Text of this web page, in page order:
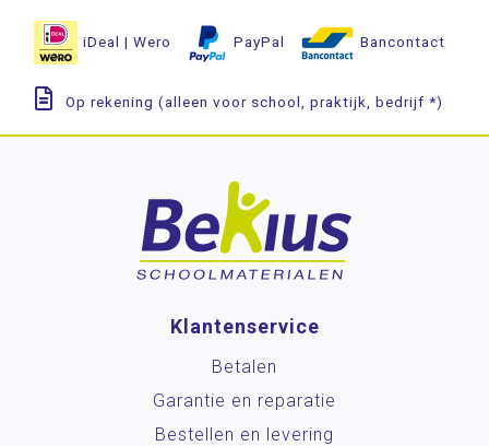
iDeal | Wero PayPal Bancontact
Op rekening (alleen voor school, praktijk, bedrijf *)
Klantenservice
Betalen
Garantie en reparatie
Bestellen en levering